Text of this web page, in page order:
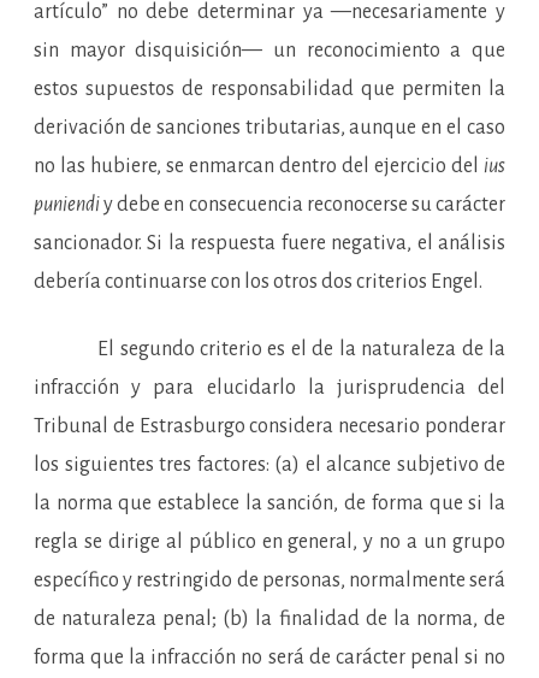
artículo” no debe determinar ya —necesariamente y
sin mayor disquisición— un reconocimiento a que
estos supuestos de responsabilidad que permiten la
derivación de sanciones tributarias, aunque en el caso
no las hubiere, se enmarcan dentro del ejercicio del ius
puniendiy debe en consecuencia reconocerse su carácter
sancionador. Si la respuesta fuere negativa, el análisis
debería continuarse con los otros dos criterios Engel.
El segundo criterio es el de la naturaleza de la
infracción y para elucidarlo la jurisprudencia del
Tribunal de Estrasburgo considera necesario ponderar
los siguientes tres factores: (a) el alcance subjetivo de
la norma que establece la sanción, de forma que si la
regla se dirige al público en general, y no a un grupo
específico y restringido de personas, normalmente será
de naturaleza penal; (b) la finalidad de la norma, de
forma que la infracción no será de carácter penal si no